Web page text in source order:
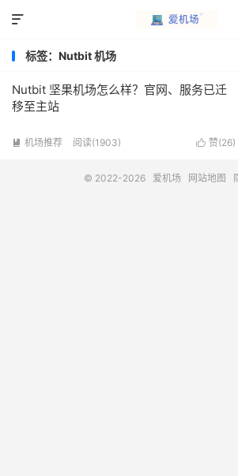

标签：Nutbit 机场
Nutbit 坚果机场怎么样？官网、服务已迁
移至主站
 赞(26)
 机场推荐 阅读(1903)
© 2022-2026 爱机场 网站地图